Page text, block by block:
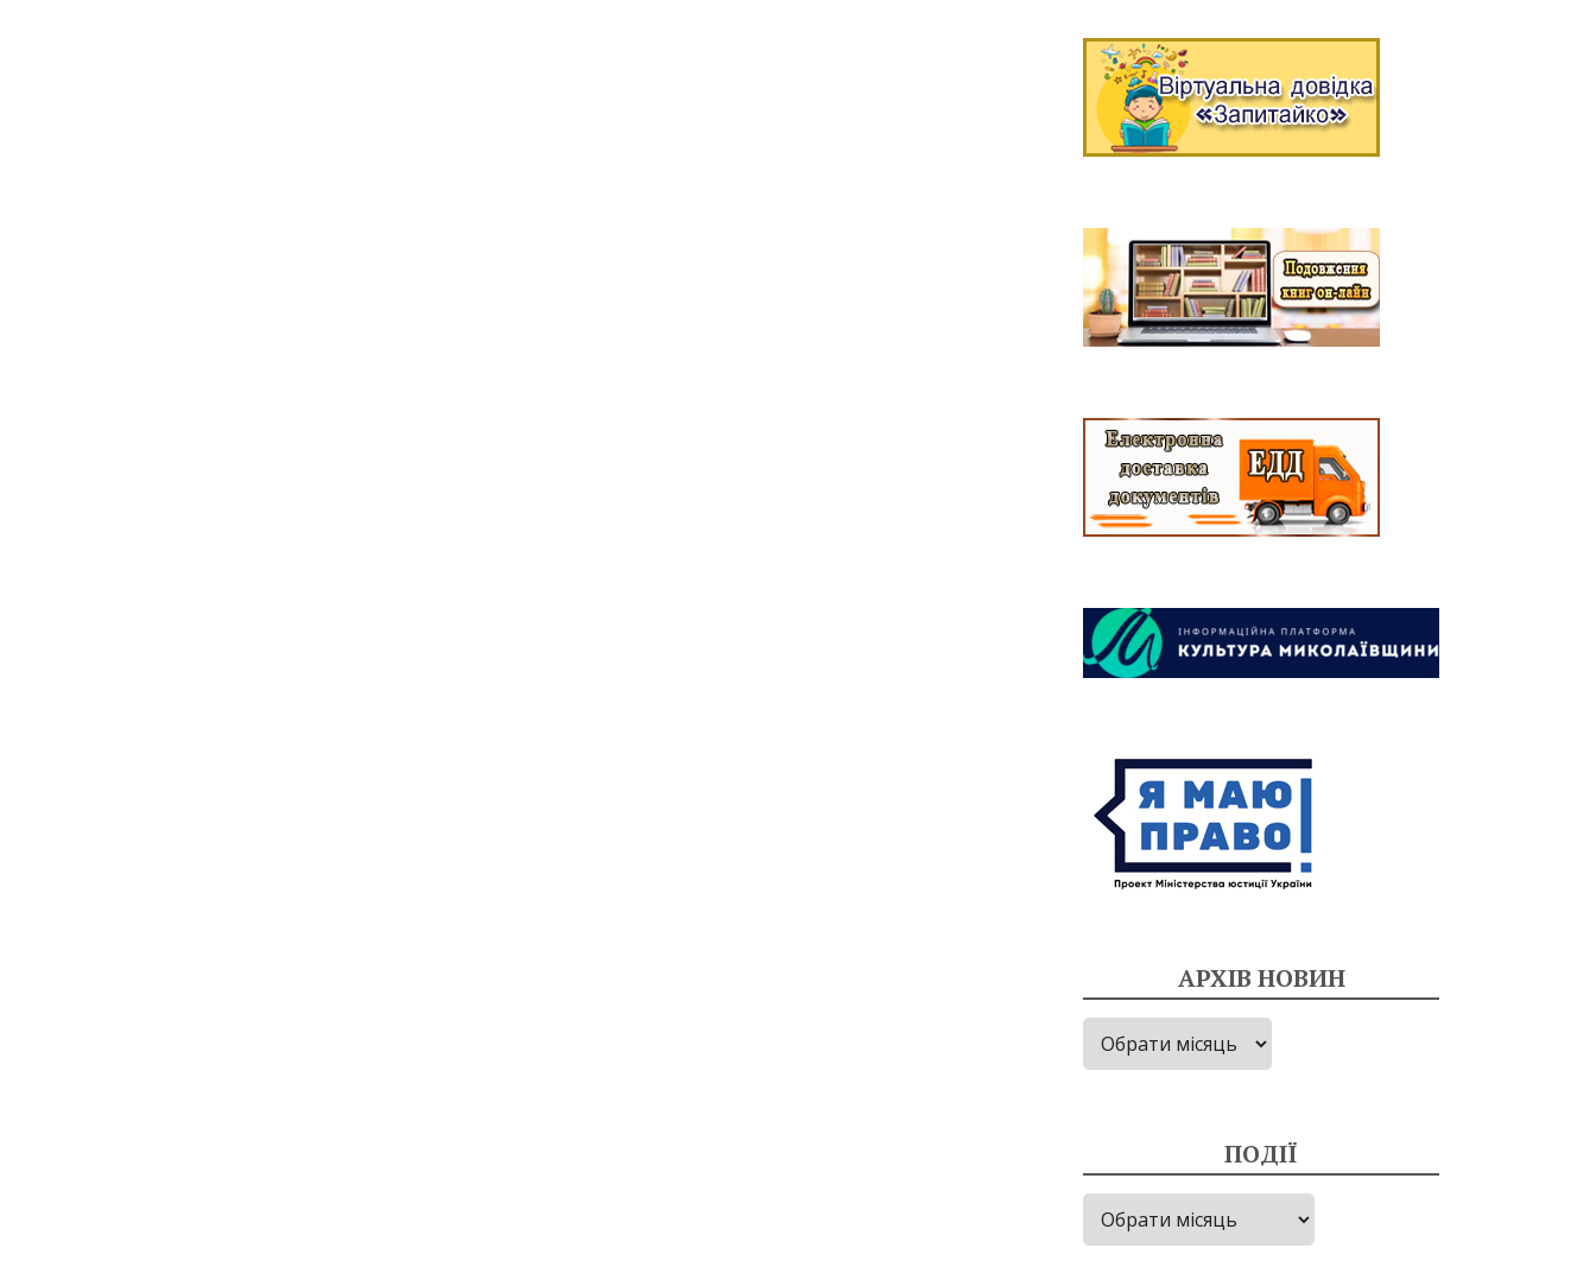
АРХІВ НОВИН
Архів
новин
ПОДІЇ
Події